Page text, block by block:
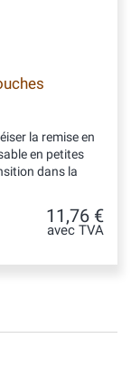
la remise en
en petites
dans la
11,76 €
avec TVA